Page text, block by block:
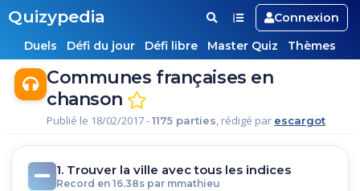
Quizypedia
Connexion
Duels
Défi du jour Défi libre Master Quiz Thèmes
Communes françaises en
chanson
Publié le 18/02/2017 -1175 parties, rédigé par escargot
1. Trouver la ville avec tous les indices
Record en 16.38s par mmathieu